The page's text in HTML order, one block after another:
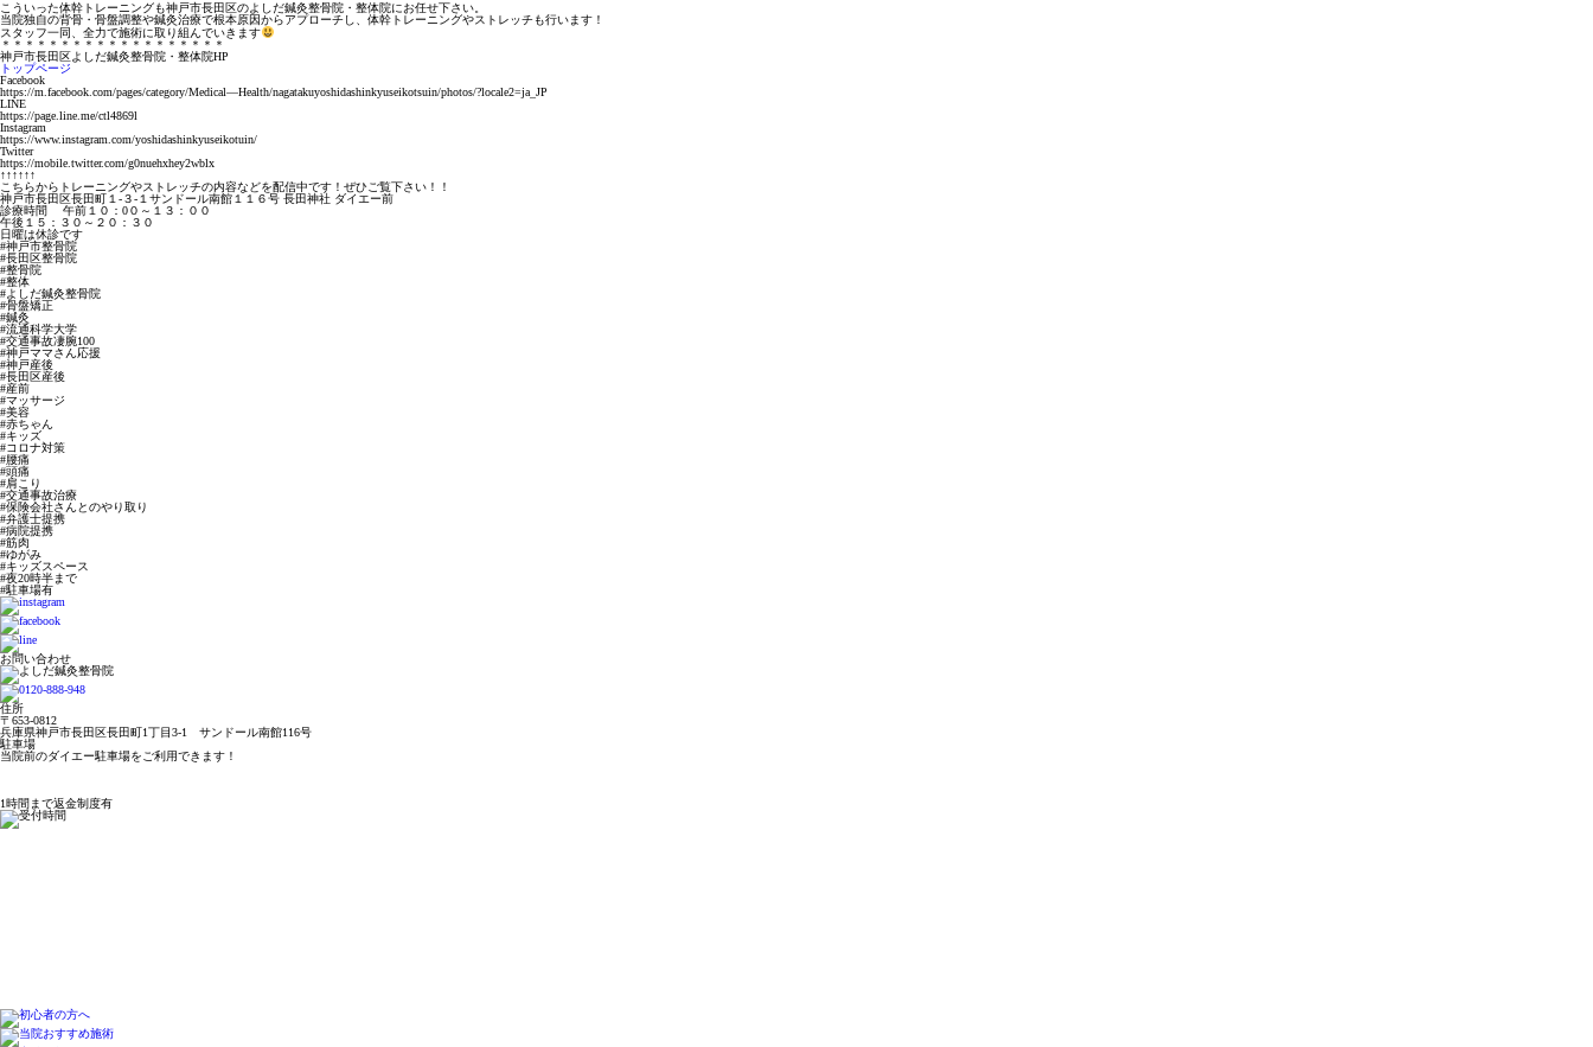
こういった体幹トレーニングも神戸市長田区のよしだ鍼灸整骨院・整体院にお任せ下さい。
当院独自の背骨・骨盤調整や鍼灸治療で根本原因からアプローチし、体幹トレーニングやストレッチも行います！
スタッフ一同、全力で施術に取り組んでいきます
＊＊＊＊＊＊＊＊＊＊＊＊＊＊＊＊＊＊＊
神戸市長田区よしだ鍼灸整骨院・整体院HP
トップページ
Facebook
https://m.facebook.com/pages/category/Medical—Health/nagatakuyoshidashinkyuseikotsuin/photos/?locale2=ja_JP
LINE
https://page.line.me/ctl4869l
Instagram
https://www.instagram.com/yoshidashinkyuseikotuin/
Twitter
https://mobile.twitter.com/g0nuehxhey2wblx
↑↑↑↑↑↑
こちらからトレーニングやストレッチの内容などを配信中です！ぜひご覧下さい！！
神戸市長田区長田町１-３-１サンドール南館１１６号 長田神社 ダイエー前
診療時間 午前１０：0０～１３：００
午後１５：３０～２０：３０
日曜は休診です
#神戸市整骨院
#長田区整骨院
#整骨院
#整体
#よしだ鍼灸整骨院
#骨盤矯正
#鍼灸
#流通科学大学
#交通事故凄腕100
#神戸ママさん応援
#神戸産後
#長田区産後
#産前
#マッサージ
#美容
#赤ちゃん
#キッズ
#コロナ対策
#腰痛
#頭痛
#肩こり
#交通事故治療
#保険会社さんとのやり取り
#弁護士提携
#病院提携
#筋肉
#ゆがみ
#キッズスペース
#夜20時半まで
#駐車場有
お問い合わせ
住所
〒653-0812
兵庫県神戸市長田区長田町1丁目3-1 サンドール南館116号
駐車場
当院前のダイエー駐車場をご利用できます！
1時間まで返金制度有